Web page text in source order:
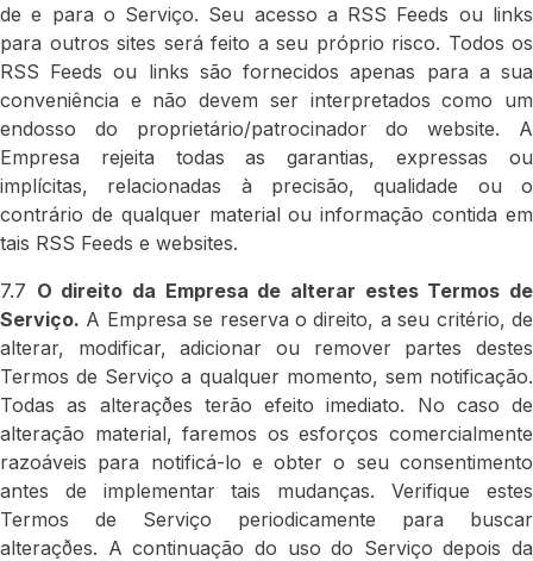
de e para o Serviço. Seu acesso a RSS Feeds ou links
para outros sites será feito a seu próprio risco. Todos os
RSS Feeds ou links são fornecidos apenas para a sua
conveniência e não devem ser interpretados como um
endosso do proprietário/patrocinador do website. A
Empresa rejeita todas as garantias, expressas ou
implícitas, relacionadas à precisão, qualidade ou o
contrário de qualquer material ou informação contida em
tais RSS Feeds e websites.
7.7 O direito da Empresa de alterar estes Termos de
Serviço. A Empresa se reserva o direito, a seu critério, de
alterar, modificar, adicionar ou remover partes destes
Termos de Serviço a qualquer momento, sem notificação.
Todas as alteraçðes terão efeito imediato. No caso de
alteração material, faremos os esforços comercialmente
razoáveis para notificá-lo e obter o seu consentimento
antes de implementar tais mudanças. Verifique estes
Termos de Serviço periodicamente para buscar
alteraçðes. A continuação do uso do Serviço depois da